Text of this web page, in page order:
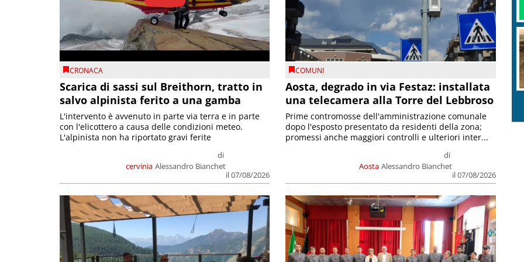
CRONACA
Scarica di sassi sul Breithorn, tratto in
salvo alpinista ferito a una gamba
cervinia
di
Alessandro Bianchet
il 07/08/2026
L'intervento è avvenuto in parte via terra e in parte
con l'elicottero a causa delle condizioni meteo.
L'alpinista non ha riportato gravi ferite
COMUNI
Aosta, degrado in via Festaz: installata
una telecamera alla Torre del Lebbroso
Aosta
di
Alessandro Bianchet
il 07/08/2026
Prime contromosse dell'amministrazione comunale
dopo l'esposto presentato da residenti della zona;
promessi anche maggiori controlli e ulteriori inter...